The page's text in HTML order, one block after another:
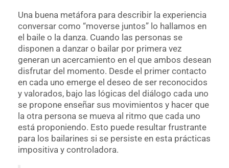
Una buena metáfora para describir la experiencia
conversar como “moverse juntos” lo hallamos en
el baile o la danza. Cuando las personas se
disponen a danzar o bailar por primera vez
generan un acercamiento en el que ambos desean
disfrutar del momento. Desde el primer contacto
en cada uno emerge el deseo de ser reconocidos
y valorados, bajo las lógicas del diálogo cada uno
se propone enseñar sus movimientos y hacer que
la otra persona se mueva al ritmo que cada uno
está proponiendo. Esto puede resultar frustrante
para los bailarines si se persiste en esta prácticas
impositiva y controladora.